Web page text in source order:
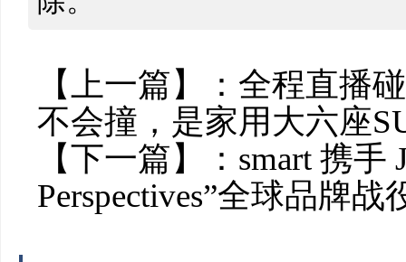
【上一篇】： 全程直播
不会撞，是家用大六座
【下一篇】： smart 携手
Perspectives”全球品牌战